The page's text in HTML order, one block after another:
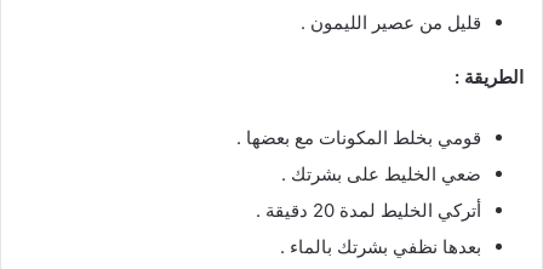
قليل من عصير الليمون .
الطريقة :
قومي بخلط المكونات مع بعضها .
ضعي الخليط على بشرتك .
أتركي الخليط لمدة 20 دقيقة .
بعدها نظفي بشرتك بالماء .